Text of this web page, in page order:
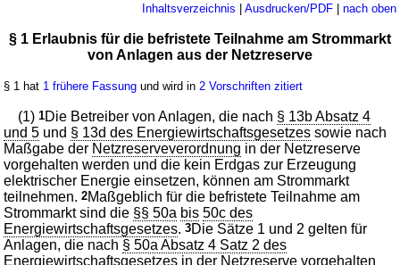
Inhaltsverzeichnis | Ausdrucken/PDF| nach oben
§ 1 Erlaubnis für die befristete Teilnahme am Strommarkt
von Anlagen aus der Netzreserve
§ 1 hat 1 frühere Fassung und wird in 2 Vorschriften zitiert
(1)1Die Betreiber von Anlagen, die nach § 13b Absatz 4
und 5 und § 13d des Energiewirtschaftsgesetzes sowie nach
Maßgabe der Netzreserveverordnung in der Netzreserve
vorgehalten werden und die kein Erdgas zur Erzeugung
elektrischer Energie einsetzen, können am Strommarkt
teilnehmen.2Maßgeblich für die befristete Teilnahme am
Strommarkt sind die §§ 50a bis 50c des
Energiewirtschaftsgesetzes.3Die Sätze 1 und 2 gelten für
Anlagen, die nach § 50a Absatz 4 Satz 2 des
Energiewirtschaftsgesetzes in der Netzreserve vorgehalten